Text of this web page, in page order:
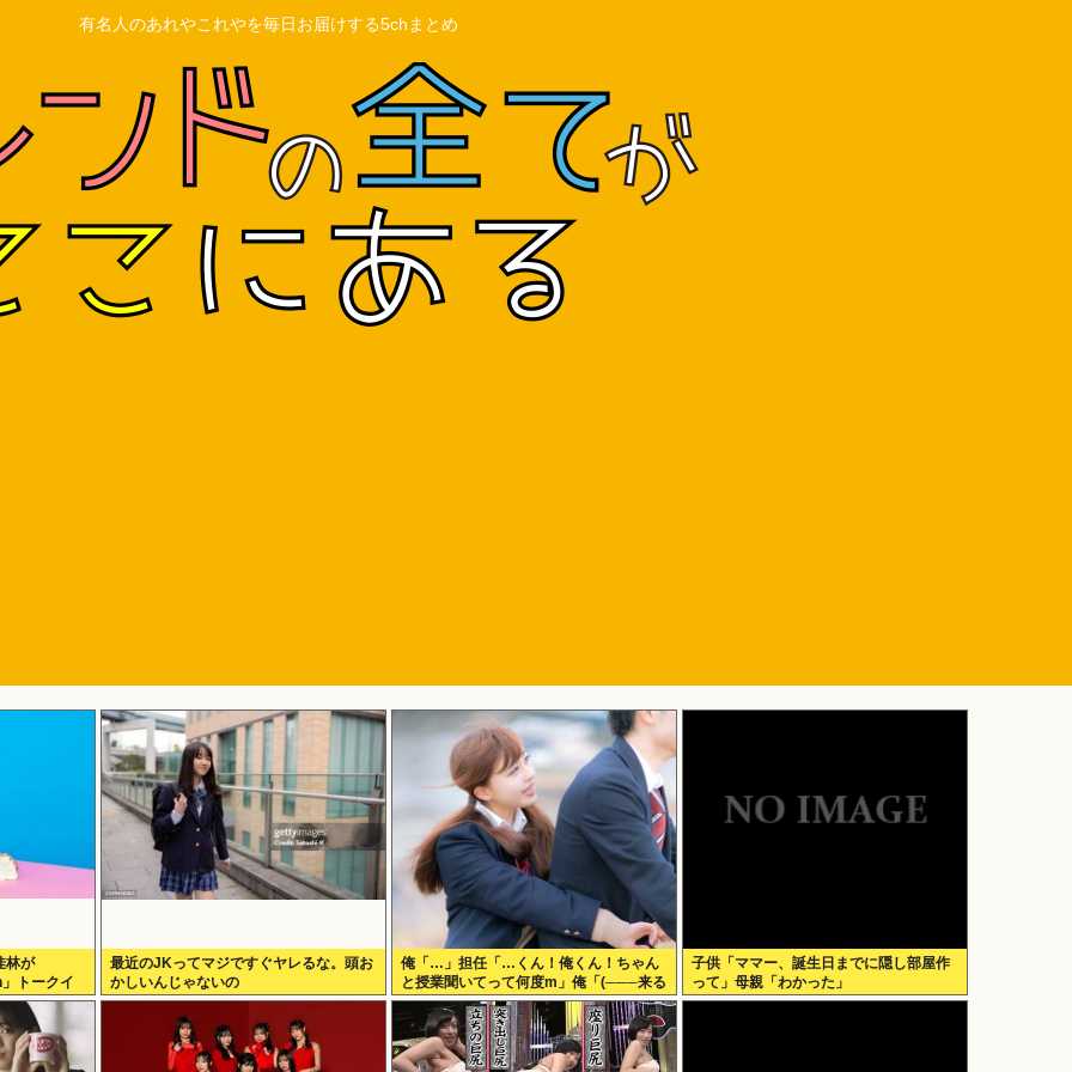
有名人のあれやこれやを毎日お届けする5chまとめ
林が
トークイ
最近のJKってマジですぐヤレるな。頭お
かしいんじゃないの
俺「…」担任「…くん！俺くん！ちゃん
と授業聞いてって何度m」俺「(───来る
ッ！)」
子供「ママー、誕生日までに隠し部屋作
って」母親「わかった」